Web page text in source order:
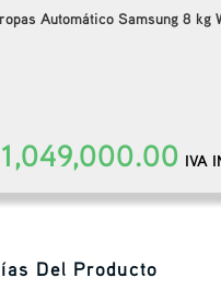
Automático Samsung 8 kg
1,049,000.00 IVA
Del Producto